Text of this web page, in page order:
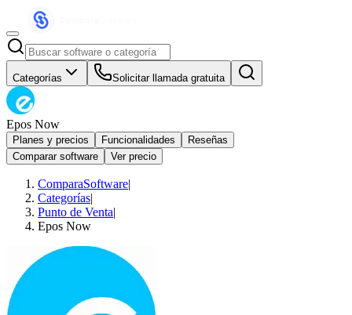
Categorías Solicitar llamada gratuita
Epos Now
Planes y precios Funcionalidades
Reseñas
Comparar software
Ver precio
ComparaSoftware|
Categorías|
Punto de Venta|
Epos Now